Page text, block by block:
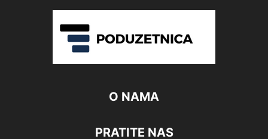
O NAMA
PRATITE NAS